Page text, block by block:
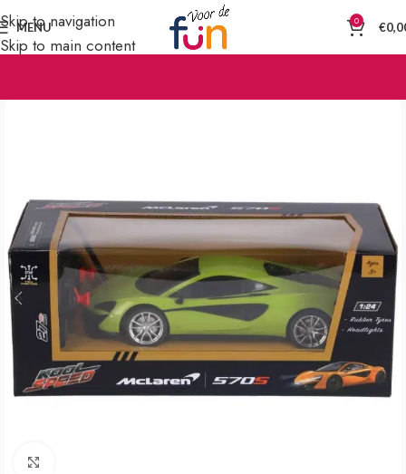
Skip to navigation
Skip to main content
MENU 0 €